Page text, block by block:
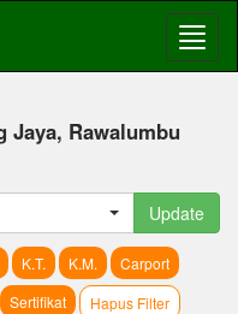
Jaya, Rawalumbu
Update
K.T. K.M.
Carport
Sertifikat Hapus Filter